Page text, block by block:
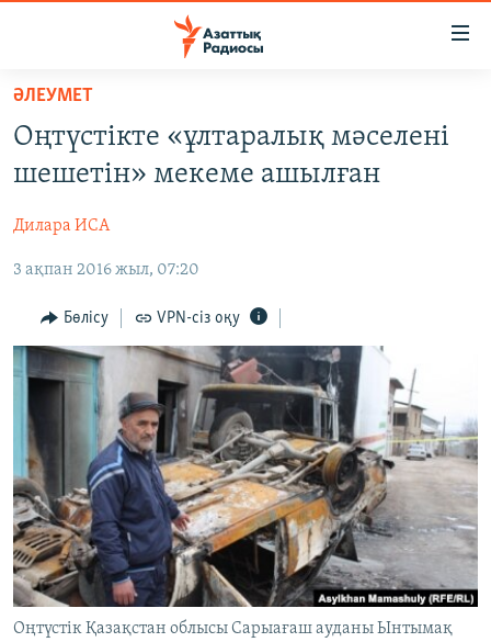
Skip
main
content
to
Navigation
Search
САЯСАТ
ҚАҢТАР ОҚИҒАСЫ
АДАМ ҚҰҚЫҚТАРЫ
ӘЛЕУМЕТ
ӘЛЕМ
АРНАЙЫ ЖОБАЛАР
Русский
ЖАЗЫЛЫҢЫЗ
Басқа тілдерде
ӘЛЕУМЕТ
Оңтүстікте «ұлтаралық мәселені
шешетін» мекеме ашылған
Дилара ИСА
3 ақпан 2016 жыл, 07:20
Бөлісу VPN-сіз оқу
Оңтүстік Қазақстан облысы Сарыағаш ауданы Ынтымақ